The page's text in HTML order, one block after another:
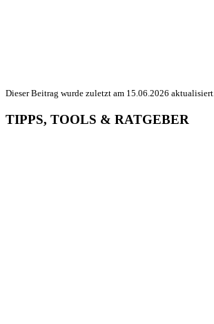
Dieser Beitrag wurde zuletzt am 15.06.2026 aktualisiert.
TIPPS, TOOLS & RATGEBER